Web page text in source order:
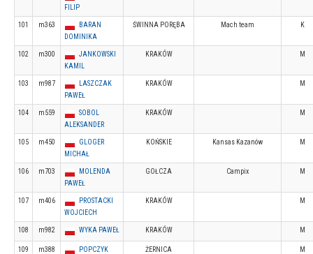
FILIP
101 m363
BARAN
DOMINIKA
ŚWINNA PORĘBA Mach team K
102 m300
JANKOWSKI
KAMIL
KRAKÓW M
103 m987
LASZCZAK
PAWEŁ
KRAKÓW M
104 m559
SOBOL
ALEKSANDER
KRAKÓW M
105 m450
GLOGER
MICHAŁ
KOŃSKIE Kansas Kazanów M
106 m703
MOLENDA
PAWEŁ
GOŁCZA Campix M
107 m406
PROSTACKI
WOJCIECH
KRAKÓW M
108 m982 WYKA PAWEŁ KRAKÓW M
109 m388
POPCZYK
ŻERNICA M